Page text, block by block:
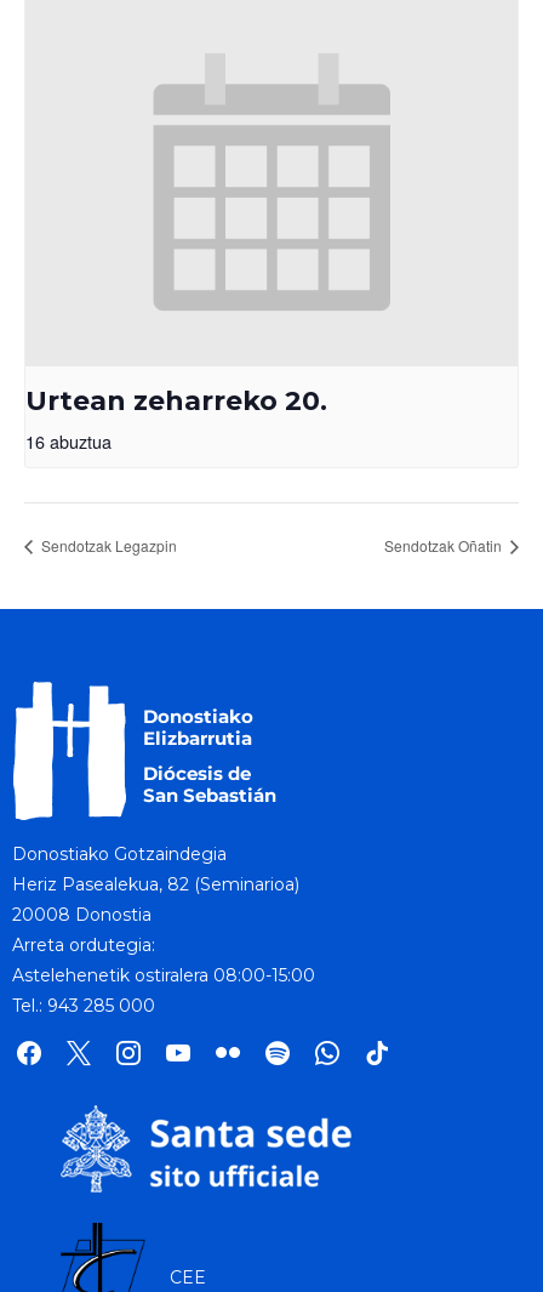
Urtean zeharreko 20.
16 abuztua
Sendotzak Legazpin Sendotzak Oñatin
Donostiako Gotzaindegia
Heriz Pasealekua, 82 (Seminarioa)
20008 Donostia
Arreta ordutegia:
Astelehenetik ostiralera 08:00-15:00
Tel.: 943 285 000
facebook
x instagramyoutube
flickr spotifywhatsapp
tik
CEE